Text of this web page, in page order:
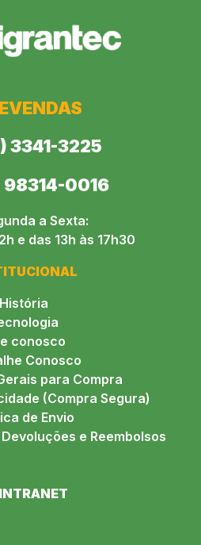
3341-3225
98314-0016
a Sexta:
e das 13h às 17h30
História
conosco
Conosco
para Compra
(Compra Segura)
de Envio
e Reembolsos
INTRANET